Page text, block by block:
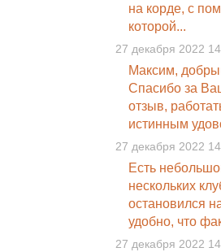
на корде, с
которой...
27 декабря 2022
Максим,
Спасибо за
отзыв,
истинным
27 декабря 2022
Есть
нескольких
остановился
удобно, что
27 декабря 2022